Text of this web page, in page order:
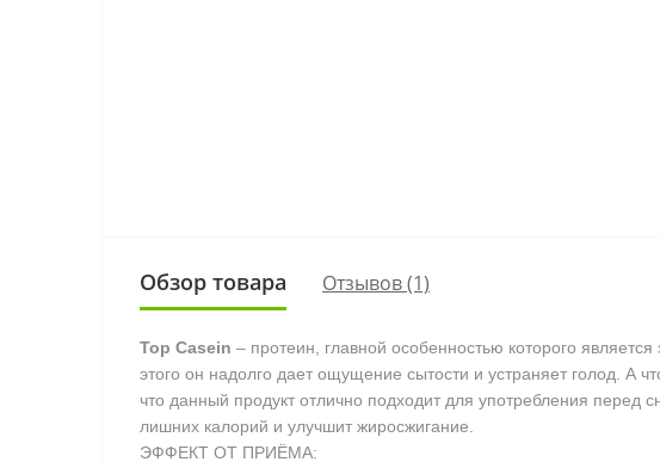
Обзор товара Отзывов (1)
Top Casein – протеин, главной особенностью которого
этого он надолго дает ощущение сытости и устраняет голод. А
что данный продукт отлично подходит для употребления перед
лишних калорий и улучшит жиросжигание.
ЭФФЕКТ ОТ ПРИЁМА: